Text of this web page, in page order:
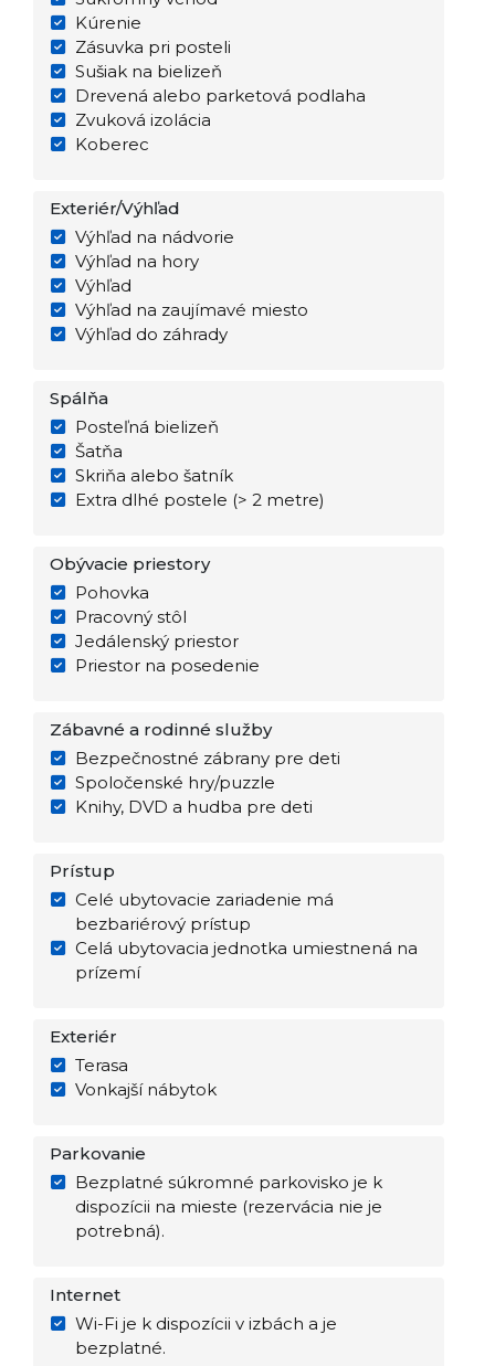
Kúrenie
Zásuvka pri posteli
Sušiak na bielizeň
Drevená alebo parketová podlaha
Zvuková izolácia
Koberec
Exteriér/Výhľad
Výhľad na nádvorie
Výhľad na hory
Výhľad
Výhľad na zaujímavé miesto
Výhľad do záhrady
Spálňa
Posteľná bielizeň
Šatňa
Skriňa alebo šatník
Extra dlhé postele (> 2 metre)
Obývacie priestory
Pohovka
Pracovný stôl
Jedálenský priestor
Priestor na posedenie
Zábavné a rodinné služby
Bezpečnostné zábrany pre deti
Spoločenské hry/puzzle
Knihy, DVD a hudba pre deti
Prístup
Celé ubytovacie zariadenie má
bezbariérový prístup
Celá ubytovacia jednotka umiestnená na
prízemí
Exteriér
Terasa
Vonkajší nábytok
Parkovanie
Bezplatné súkromné parkovisko je k
dispozícii na mieste (rezervácia nie je
potrebná).
Internet
Wi-Fi je k dispozícii v izbách a je
bezplatné.